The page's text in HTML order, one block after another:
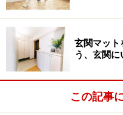
玄関マット
う、玄関に
この記事